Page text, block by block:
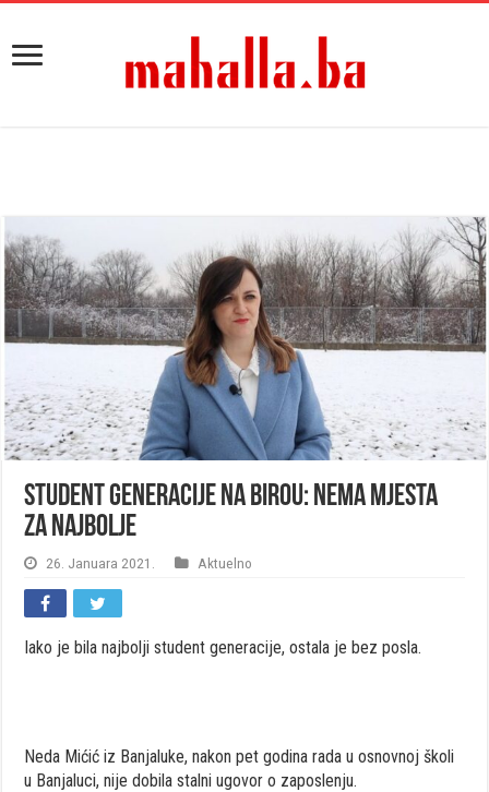
Student generacije na birou: Nema mjesta
za najbolje
26. Januara 2021. Aktuelno
Iako je bila najbolji student generacije, ostala je bez posla.
Neda Mićić iz Banjaluke, nakon pet godina rada u osnovnoj školi
u Banjaluci, nije dobila stalni ugovor o zaposlenju.